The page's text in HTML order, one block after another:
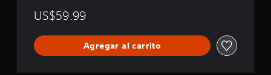
US$59.99
Agregar al carrito